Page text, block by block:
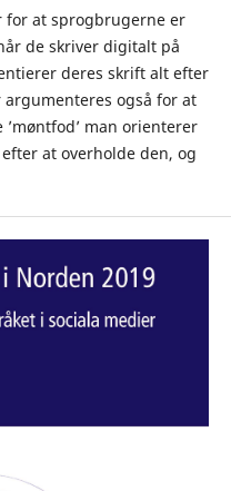
at sprogbrugerne er
de skriver digitalt på
deres skrift alt efter
også for at
man orienterer
at overholde den, og